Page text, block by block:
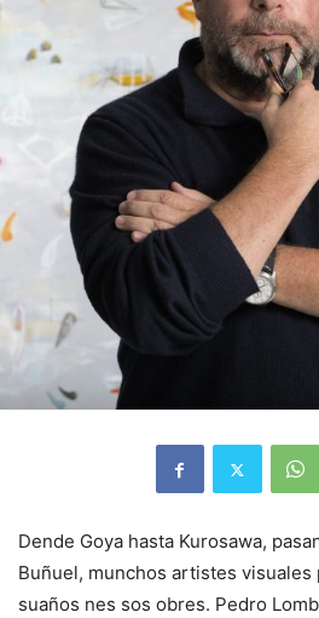
Dende Goya hasta Kurosawa,
Buñuel, munchos artistes visuales
suaños nes sos obres. Pedro